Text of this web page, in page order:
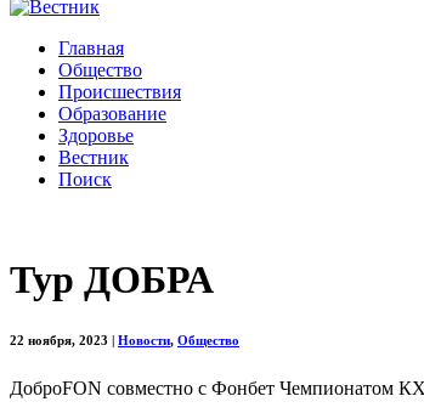
Главная
Общество
Происшествия
Образование
Здоровье
Вестник
Поиск
Тур ДОБРА
22 ноября, 2023 Новости, Общество
ДоброFON совместно с Фонбет Чемпионатом